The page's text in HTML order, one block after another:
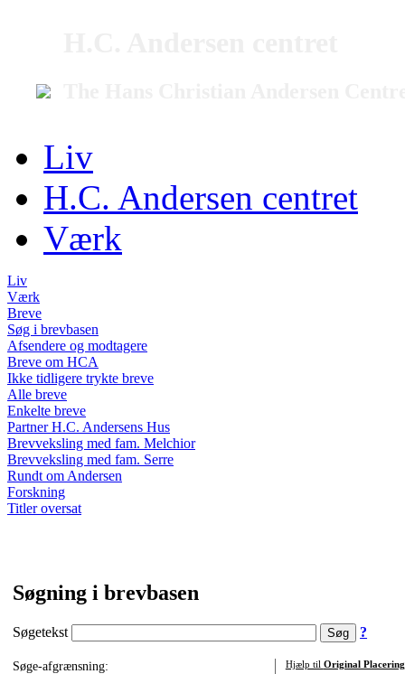
Liv
H.C. Andersen centret
Værk
Liv
Værk
Breve
Søg i brevbasen
Afsendere og modtagere
Breve om HCA
Ikke tidligere trykte breve
Alle breve
Enkelte breve
Partner H.C. Andersens Hus
Brevveksling med fam. Melchior
Brevveksling med fam. Serre
Rundt om Andersen
Forskning
Titler oversat
Søgning i brevbasen
Søgetekst ?
Søge-afgrænsning:
Hjælp til Original Placering